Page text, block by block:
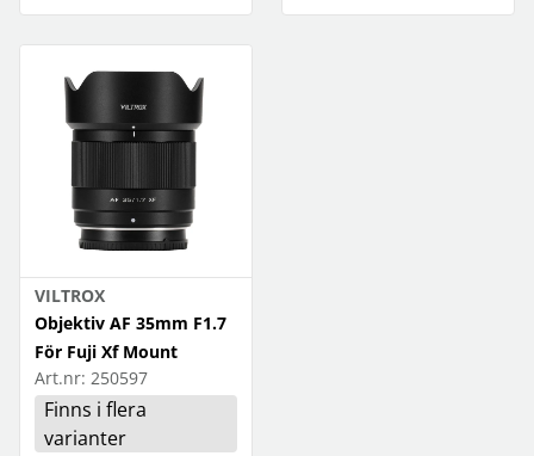
VILTROX
Objektiv AF 35mm F1.7
För Fuji Xf Mount
Art.nr: 250597
Finns i flera
varianter